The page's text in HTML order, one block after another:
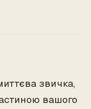
звичка,
вашого